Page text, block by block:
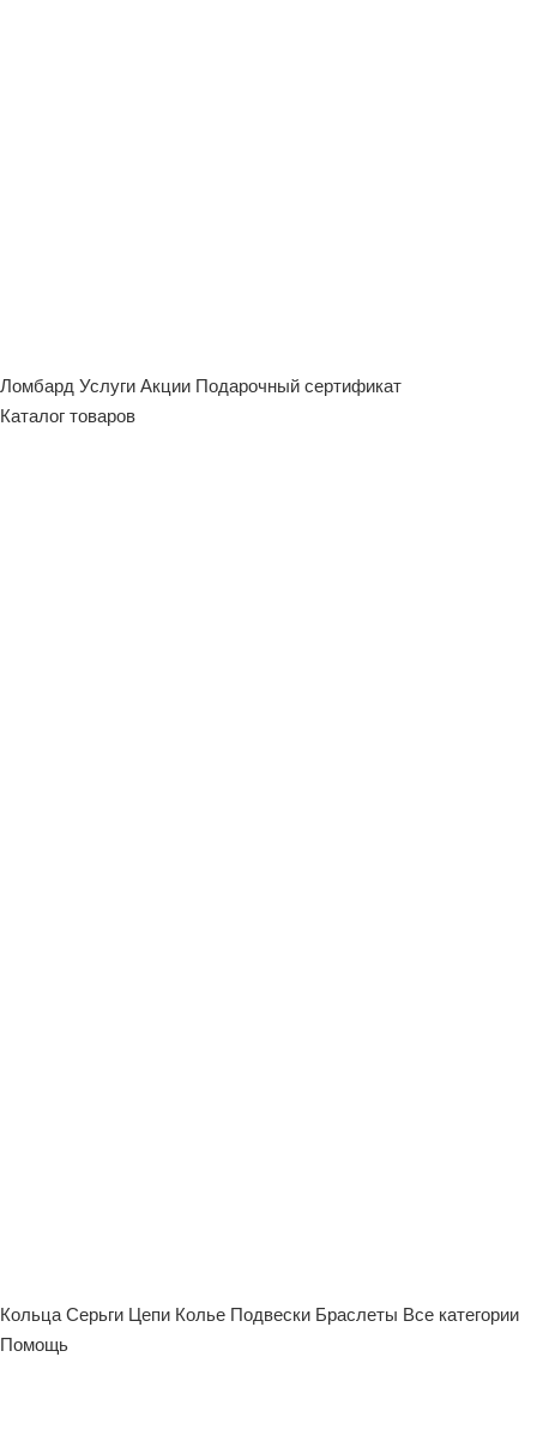
Ломбард Услуги Акции Подарочный сертификат
Каталог товаров
Кольца Серьги Цепи Колье Подвески Браслеты Все категории
Помощь